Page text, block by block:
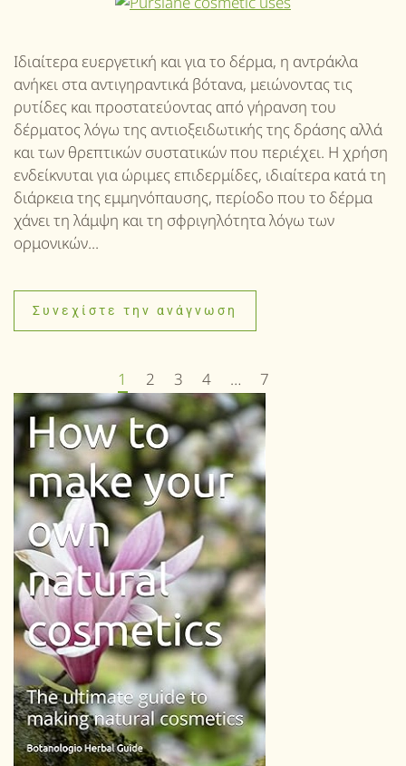
Ιδιαίτερα ευεργετική και για το δέρμα, η αντράκλα
ανήκει στα αντιγηραντικά βότανα, μειώνοντας τις
ρυτίδες και προστατεύοντας από γήρανση του
δέρματος λόγω της αντιοξειδωτικής της δράσης αλλά
και των θρεπτικών συστατικών που περιέχει. Η χρήση
ενδείκνυται για ώριμες επιδερμίδες, ιδιαίτερα κατά τη
διάρκεια της εμμηνόπαυσης, περίοδο που το δέρμα
χάνει τη λάμψη και τη σφριγηλότητα λόγω των
ορμονικών...
Συνεχίστε την ανάγνωση
1 2 3 4 … 7